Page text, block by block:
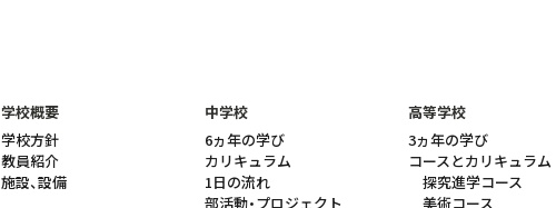
学校概要
学校方針
教員紹介
施設、設備
中学校
6ヵ年の学び
カリキュラム
1日の流れ
部活動・プロジェクト
高等学校
3ヵ年の学び
コースとカリキュラム
探究進学コース
美術コース